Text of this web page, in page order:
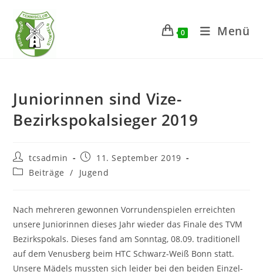
Inhalt
springen
0 Menü
Juniorinnen sind Vize-
Bezirkspokalsieger 2019
Beitrags-
Autor:
tcsadmin
Beitrag
veröffentlicht:
11. September 2019
Beitrags-
Beiträge / Jugend
Nach mehreren gewonnen Vorrundenspielen erreichten
unsere Juniorinnen dieses Jahr wieder das Finale des TVM
Bezirkspokals. Dieses fand am Sonntag, 08.09. traditionell
auf dem Venusberg beim HTC Schwarz-Weiß Bonn statt.
Unsere Mädels mussten sich leider bei den beiden Einzel-